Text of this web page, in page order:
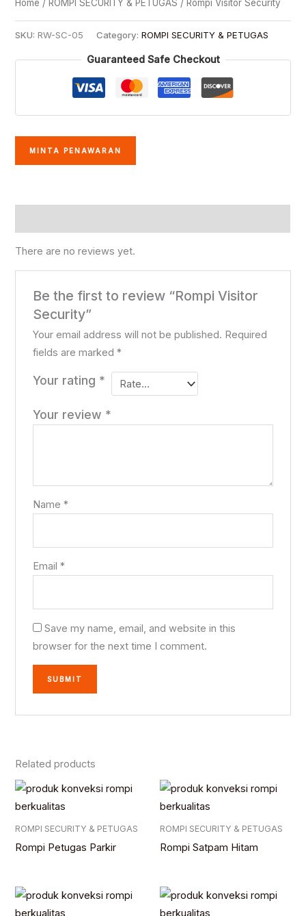
Home /ROMPI SECURITY & PETUGAS / Rompi Visitor Security
SKU: RW-SC-05 Category:ROMPI SECURITY & PETUGAS
Guaranteed Safe Checkout
MINTA PENAWARAN
There are no reviews yet.
Be the first to review “Rompi Visitor
Security”
Your email address will not be published. Required
fields are marked *
Your rating *
Your review *
Name *
Email *
Save my name, email, and website in this
browser for the next time I comment.
Related products
ROMPI SECURITY & PETUGAS
Rompi Petugas Parkir
ROMPI SECURITY & PETUGAS
Rompi Satpam Hitam